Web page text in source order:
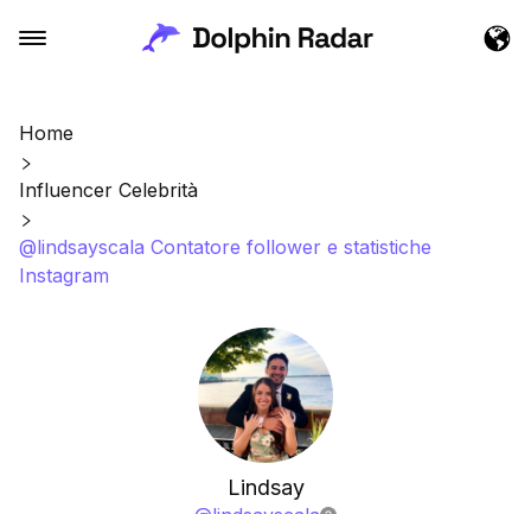
Home
Influencer Celebrità
@lindsayscala Contatore follower e statistiche
Instagram
Lindsay